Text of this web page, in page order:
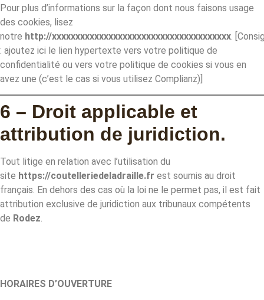
Pour plus d’informations sur la façon dont nous faisons usage
des cookies, lisez
notre http://xxxxxxxxxxxxxxxxxxxxxxxxxxxxxxxxxxxxxx.
: ajoutez ici le lien hypertexte vers votre politique de
confidentialité ou vers votre politique de cookies si vous en
avez une (c’est le cas si vous utilisez Complianz)]
6 – Droit applicable et
attribution de juridiction.
Tout litige en relation avec l’utilisation du
site https://coutelleriedeladraille.fr est soumis au droit
français. En dehors des cas où la loi ne le permet pas, il est fait
attribution exclusive de juridiction aux tribunaux compétents
de Rodez.
HORAIRES D’OUVERTURE